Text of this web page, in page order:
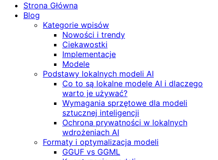
Strona Główna
Blog
Kategorie wpisów
Nowości i trendy
Ciekawostki
Implementacje
Modele
Podstawy lokalnych modeli AI
Co to są lokalne modele AI i dlaczego
warto je używać?
Wymagania sprzętowe dla modeli
sztucznej inteligencji
Ochrona prywatności w lokalnych
wdrożeniach AI
Formaty i optymalizacja modeli
GGUF vs GGML